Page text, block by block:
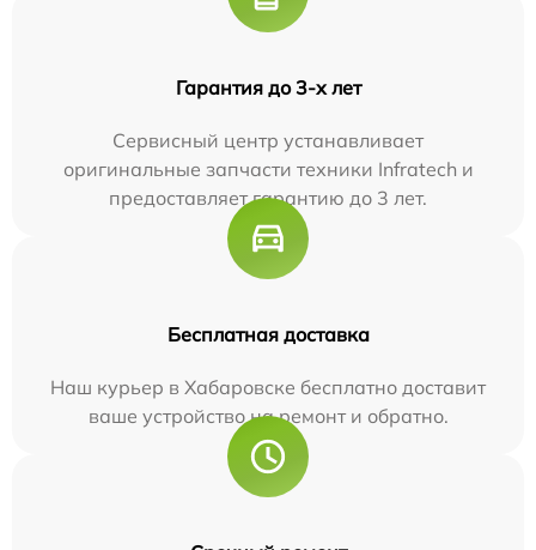
Гарантия до 3-х лет
Сервисный центр устанавливает
оригинальные запчасти техники Infratech и
предоставляет гарантию до 3 лет.
Бесплатная доставка
Наш курьер в Хабаровске бесплатно доставит
ваше устройство на ремонт и обратно.